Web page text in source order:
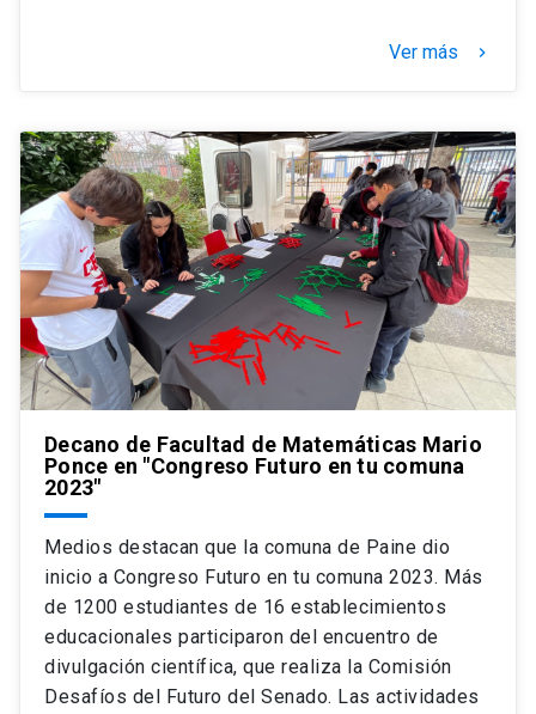
Ver más keyboard_arrow_right
Decano de Facultad de Matemáticas Mario
Ponce en "Congreso Futuro en tu comuna
2023"
Medios destacan que la comuna de Paine dio
inicio a Congreso Futuro en tu comuna 2023. Más
de 1200 estudiantes de 16 establecimientos
educacionales participaron del encuentro de
divulgación científica, que realiza la Comisión
Desafíos del Futuro del Senado. Las actividades